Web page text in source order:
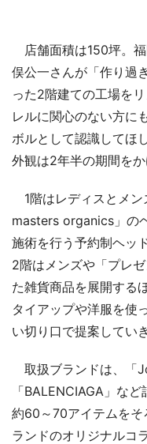
店舗面積は150坪。
俣公一さんが「作り過
った2階建ての工場を
レルに関心のない方に
ボルとして認識してほ
外観は2年半の期間を
1階はレディスとメ
masters organics」の
施術を行う予約制ヘッ
2階はメンズや「プレ
た雑貨商品を展開する
タイアップや洋服を使
い切り口で提案してい
取扱ブランドは、「
「BALENCIAGA」な
約60～70アイテムを
ランドのオリジナルコ